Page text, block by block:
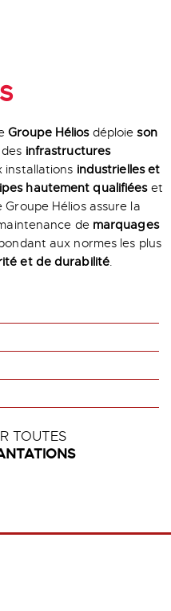
Groupe Héliosdéploieson
infrastructures
installations industrielles et
hautement qualifiéeset
Groupe Hélios assure la
de marquages
aux normes les plus
et de durabilité.
TOUTES